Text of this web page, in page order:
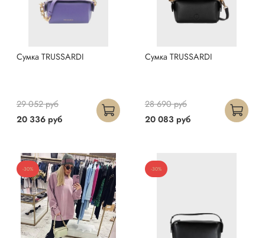
Сумка TRUSSARDI
20 336 руб
29 052 руб
Сумка TRUSSARDI
20 083 руб
28 690 руб
-30% -30%